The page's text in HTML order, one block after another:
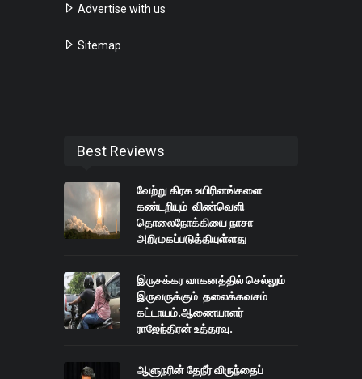
Advertise with us
Sitemap
Best Reviews
வேற்று கிரக உயிரினங்களை
கண்டறியும் விண்வெளி
தொலைநோக்கியை நாசா
அறிமுகப்படுத்தியுள்ளது
இருசக்கர வாகனத்தில் செல்லும்
இருவருக்கும் தலைக்கவசம்
கட்டாயம்.ஆணையாளர்
ராஜேந்திரன் உத்தரவு.
ஆளுநரின் தேநீர் விருந்தைப்